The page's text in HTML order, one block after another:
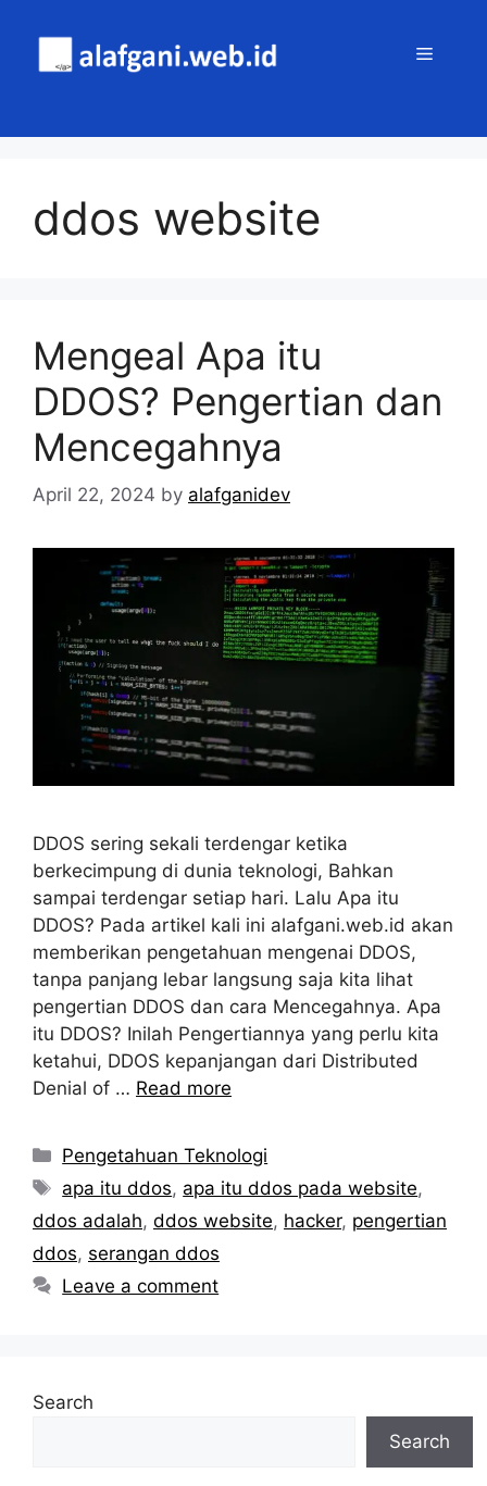
content
MENU
ddos website
Mengeal Apa itu
DDOS? Pengertian dan
Mencegahnya
April 22, 2024 by alafganidev
DDOS sering sekali terdengar ketika
berkecimpung di dunia teknologi, Bahkan
sampai terdengar setiap hari. Lalu Apa itu
DDOS? Pada artikel kali ini alafgani.web.id akan
memberikan pengetahuan mengenai DDOS,
tanpa panjang lebar langsung saja kita lihat
pengertian DDOS dan cara Mencegahnya. Apa
itu DDOS? Inilah Pengertiannya yang perlu kita
ketahui, DDOS kepanjangan dari Distributed
Denial of … Read more
Categories
Pengetahuan Teknologi
Tags
apa itu ddos, apa itu ddos pada website,
ddos adalah, ddos website, hacker, pengertian
ddos, serangan ddos
Leave a comment
Search
Search